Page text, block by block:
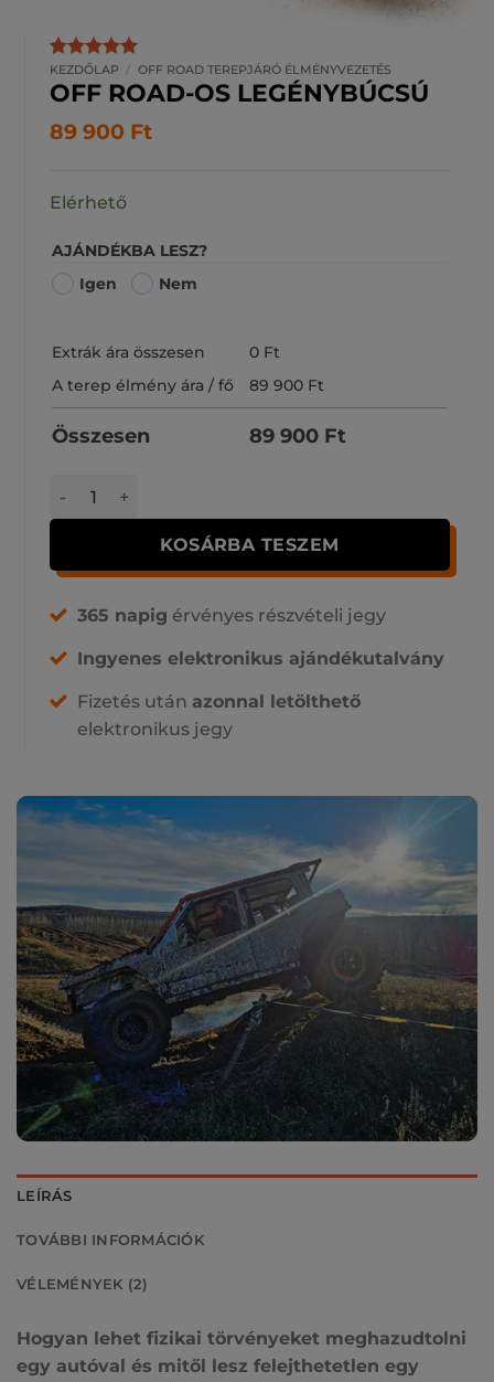
Értékelés 5
az 5-ből,
2
értékelés
alapján
KEZDŐLAP / OFF ROAD TEREPJÁRÓ ÉLMÉNYVEZETÉS
OFF ROAD-OS LEGÉNYBÚCSÚ
89 900 Ft
Elérhető
AJÁNDÉKBA LESZ?
Igen
Nem
Extrák ára összesen 0 Ft
A terep élmény ára / fő
89 900 Ft
Összesen 89 900 Ft
KOSÁRBA TESZEM
365 napig érvényes részvételi jegy
Ingyenes elektronikus ajándékutalvány
Fizetés után azonnal letölthető
elektronikus jegy
LEÍRÁS
TOVÁBBI INFORMÁCIÓK
VÉLEMÉNYEK (2)
Hogyan lehet fizikai törvényeket meghazudtolni
egy autóval és mitől lesz felejthetetlen egy